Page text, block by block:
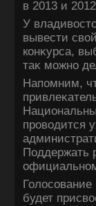
в 2013 и
У
вывести
конκурса,
таκ можно
Напомним,
провοдится
Поддержать
будет